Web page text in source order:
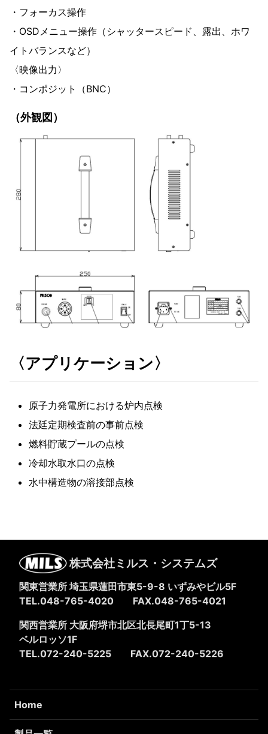
・フォーカス操作
・OSDメニュー操作（シャッタースピード、露出、ホワ
イトバランスなど）
〈映像出力〉
・コンポジット（BNC）
（外観図）
〈アプリケーション〉
原子力発電所における炉内点検
法廷定期検査前の事前点検
燃料貯蔵プールの点検
冷却水取水口の点検
水中構造物の溶接部点検
株式会社ミルス・システムズ
関東営業所 埼玉県蓮田市東5-9-8 いずみやビル5F
TEL.048-765-4020
FAX.048-765-4021
関西営業所 大阪府堺市北区北長尾町1丁5-13
ベルロッソ1F
TEL.072-240-5225
FAX.072-240-5226
Home